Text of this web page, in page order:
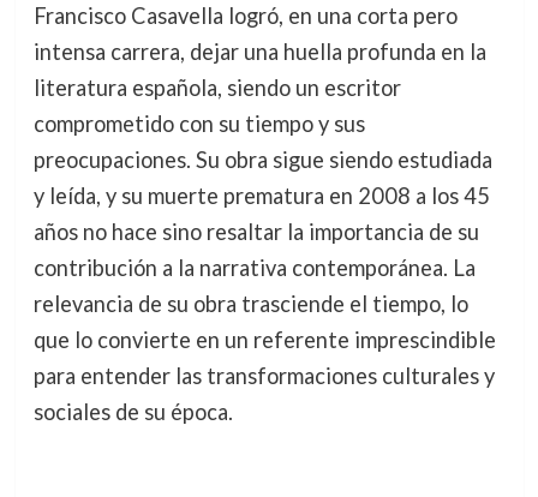
Francisco Casavella logró, en una corta pero
intensa carrera, dejar una huella profunda en la
literatura española, siendo un escritor
comprometido con su tiempo y sus
preocupaciones. Su obra sigue siendo estudiada
y leída, y su muerte prematura en 2008 a los 45
años no hace sino resaltar la importancia de su
contribución a la narrativa contemporánea. La
relevancia de su obra trasciende el tiempo, lo
que lo convierte en un referente imprescindible
para entender las transformaciones culturales y
sociales de su época.